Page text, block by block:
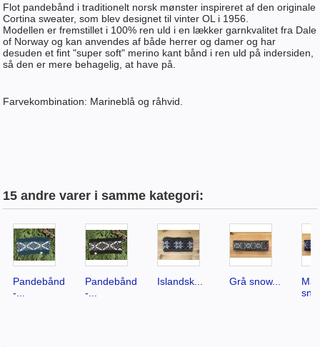
Flot pandebånd i traditionelt norsk mønster inspireret af den originale
Cortina sweater, som blev designet til vinter OL i 1956.
Modellen er fremstillet i 100% ren uld i en lækker garnkvalitet fra Dale
of Norway og kan anvendes af både herrer og damer og har
desuden et fint "super soft" merino kant bånd i ren uld på indersiden,
så den er mere behagelig, at have på.
Farvekombination: Marineblå og råhvid.
15 andre varer i samme kategori:
Pandebånd
-...
Pandebånd
-...
Islandsk... Grå snow...